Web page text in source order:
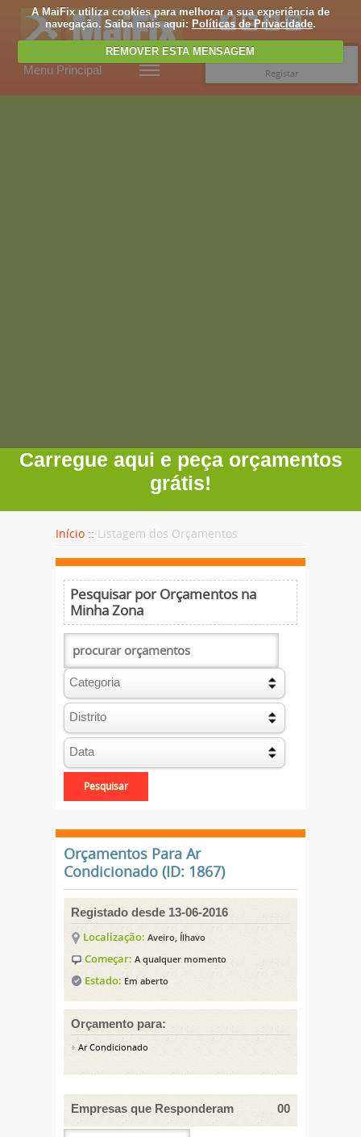
A MaiFix utiliza cookies para melhorar a sua experiência de
navegação. Saiba mais aqui: Políticas de Privacidade.
REMOVER ESTA MENSAGEM
Menu Principal
Registar
Carregue aqui e peça orçamentos
grátis!
Início :: Listagem dos Orçamentos
Pesquisar por Orçamentos na
Minha Zona
Orçamentos Para Ar
Condicionado (ID: 1867)
Registado desde 13-06-2016
Localização: Aveiro, Ílhavo
Começar: A qualquer momento
Estado: Em aberto
Orçamento para:
Ar Condicionado
Empresas que Responderam 00